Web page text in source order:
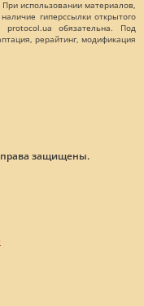
использовании материалов,
гиперссылки открытого
обязательна. Под
рерайтинг, модификация
права защищены.